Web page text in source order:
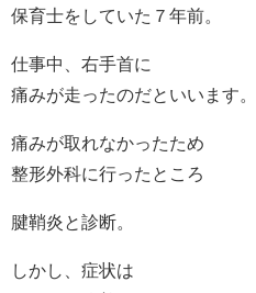
保育士をしていた７年前。
仕事中、右手首に
痛みが走ったのだといいます。
痛みが取れなかったため
整形外科に行ったところ
腱鞘炎と診断。
しかし、症状は